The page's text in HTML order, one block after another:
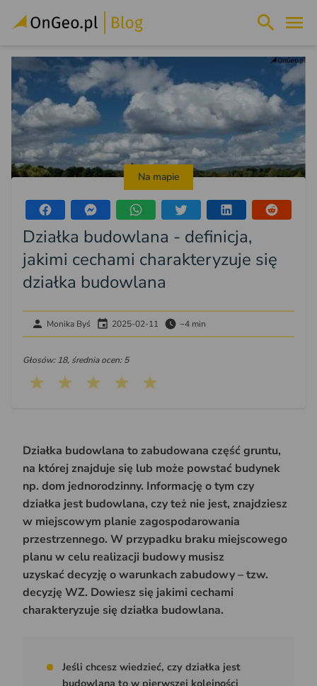
Na mapie
Działka budowlana - definicja,
jakimi cechami charakteryzuje się
działka budowlana
Monika Byś 2025-02-11 ~4 min
Głosów: 18, średnia ocen: 5
Działka budowlana to zabudowana część gruntu,
na której znajduje się lub może powstać budynek
np. dom jednorodzinny. Informację o tym czy
działka jest budowlana, czy też nie jest, znajdziesz
w miejscowym planie zagospodarowania
przestrzennego. W przypadku braku miejscowego
planu w celu realizacji budowy musisz
uzyskać decyzję o warunkach zabudowy – tzw.
decyzję WZ. Dowiesz się jakimi cechami
charakteryzuje się działka budowlana.
Jeśli chcesz wiedzieć, czy działka jest
budowlana to w pierwszej kolejności